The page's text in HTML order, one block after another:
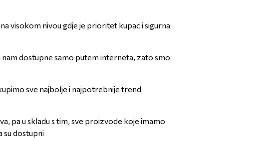
visokom nivou gdje je prioritet kupac i sigurna
dostupne samo putem interneta, zato smo
sve najbolje i najpotrebnije trend
pa u skladu s tim, sve proizvode koje imamo
su dostupni